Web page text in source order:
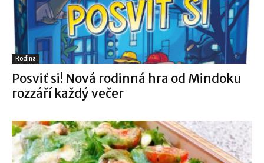
Rodina
Posviť si! Nová rodinná hra od Mindoku
rozzáří každý večer